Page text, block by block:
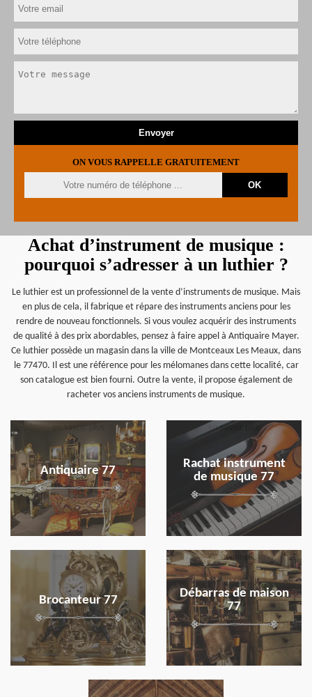
ON VOUS RAPPELLE GRATUITEMENT
Achat d’instrument de musique :
pourquoi s’adresser à un luthier ?
Le luthier est un professionnel de la vente d’instruments de musique. Mais
en plus de cela, il fabrique et répare des instruments anciens pour les
rendre de nouveau fonctionnels. Si vous voulez acquérir des instruments
de qualité à des prix abordables, pensez à faire appel à Antiquaire Mayer.
Ce luthier possède un magasin dans la ville de Montceaux Les Meaux, dans
le 77470. Il est une référence pour les mélomanes dans cette localité, car
son catalogue est bien fourni. Outre la vente, il propose également de
racheter vos anciens instruments de musique.
Antiquaire 77
en savoir plus
Rachat instrument
de musique 77
en savoir plus
Brocanteur 77
en savoir plus
Débarras de maison
77
en savoir plus
en savoir plus